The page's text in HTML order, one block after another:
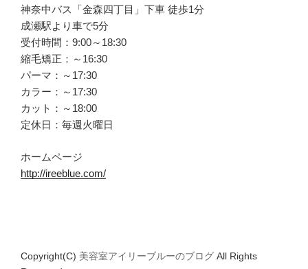
神奈中バス「金森四丁目」下車 徒歩1分
成瀬駅より車で5分
受付時間：9:00～18:30
縮毛矯正：～16:30
パーマ：～17:30
カラー：～17:30
カット：～18:00
定休日：毎週火曜日
ホームページ
http://ireeblue.com/
Copyright(C) 美容室アイリーブルーのブログ All Rights